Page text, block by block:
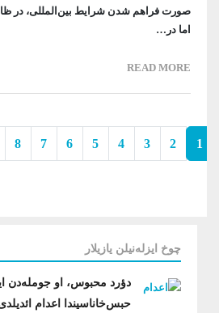
صورت فراهم شدن شرایط بین‌المللی، در
اما در…
READ MORE
Pagination
1
2
3
4
5
6
7
8
چوخ ایزله‌نیلن یازیلار
دؤرد محبوس، او جومله‌‌‌دن
حبس‌خاناسیندا اعدام